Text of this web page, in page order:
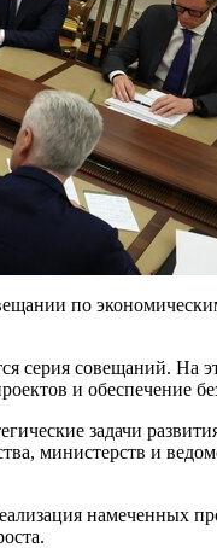
по
совещаний. На
и обеспечение
задачи
министерств и
намеченных